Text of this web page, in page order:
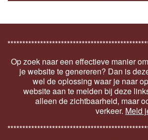
Op zoek naar een effectieve manier
je website te genereren? Dan is
wel de oplossing waar je naar
website aan te melden bij deze
alleen de zichtbaarheid, maar
verkeer. Meld